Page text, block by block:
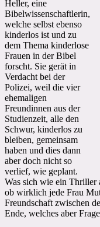
Heller, eine
Bibelwissenschaftlerin,
welche selbst ebenso
kinderlos ist und zu
dem Thema kinderlose
Frauen in der Bibel
forscht. Sie gerät in
Verdacht bei der
Polizei, weil die vier
ehemaligen
Freundinnen aus der
Studienzeit, alle den
Schwur, kinderlos zu
bleiben, gemeinsam
haben und dies dann
aber doch nicht so
verlief, wie geplant.
Was sich wie ein Thriller
ob wirklich jede Frau
Freundschaft zwischen
Ende, welches aber